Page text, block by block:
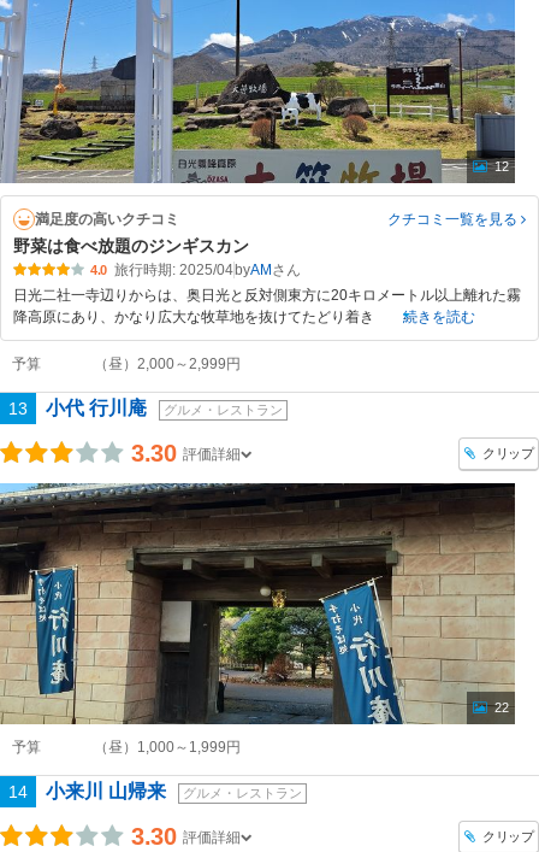
12
満足度の高いクチコミ クチコミ一覧を見る
野菜は食べ放題のジンギスカン
4.0 旅行時期: 2025/04byAM
日光二社一寺辺りからは、奥日光と反対側東方に20キロメートル以上離れた霧
降高原にあり、かなり広大な牧草地を抜けてたどり着き
続きを読む
予算 （昼）2,000～2,999円
13 小代 行川庵 グルメ・レストラン
3.30 評価詳細 クリップ
22
予算 （昼）1,000～1,999円
14 小来川 山帰来 グルメ・レストラン
3.30 評価詳細 クリップ